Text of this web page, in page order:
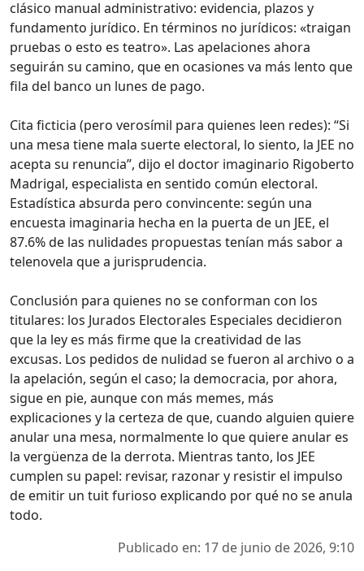
clásico manual administrativo: evidencia, plazos y
fundamento jurídico. En términos no jurídicos: «traigan
pruebas o esto es teatro». Las apelaciones ahora
seguirán su camino, que en ocasiones va más lento que
fila del banco un lunes de pago.
Cita ficticia (pero verosímil para quienes leen redes): “Si
una mesa tiene mala suerte electoral, lo siento, la JEE no
acepta su renuncia”, dijo el doctor imaginario Rigoberto
Madrigal, especialista en sentido común electoral.
Estadística absurda pero convincente: según una
encuesta imaginaria hecha en la puerta de un JEE, el
87.6% de las nulidades propuestas tenían más sabor a
telenovela que a jurisprudencia.
Conclusión para quienes no se conforman con los
titulares: los Jurados Electorales Especiales decidieron
que la ley es más firme que la creatividad de las
excusas. Los pedidos de nulidad se fueron al archivo o a
la apelación, según el caso; la democracia, por ahora,
sigue en pie, aunque con más memes, más
explicaciones y la certeza de que, cuando alguien quiere
anular una mesa, normalmente lo que quiere anular es
la vergüenza de la derrota. Mientras tanto, los JEE
cumplen su papel: revisar, razonar y resistir el impulso
de emitir un tuit furioso explicando por qué no se anula
todo.
Publicado en: 17 de junio de 2026, 9:10